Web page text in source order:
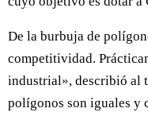
De la burbuja de
competitividad.
industrial», describió al
polígonos son iguales y